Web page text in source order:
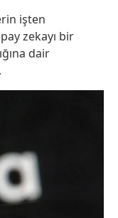
işten
zekayı bir
dair